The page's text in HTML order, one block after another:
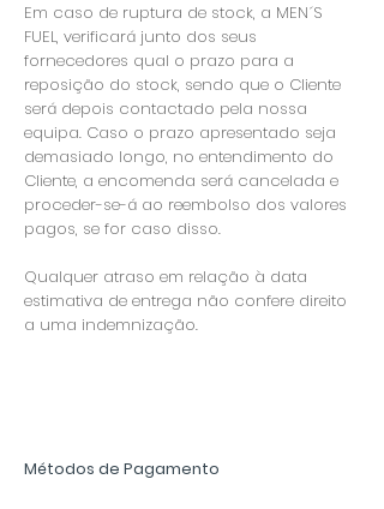
Em caso de ruptura de stock, a MEN´S
FUEL, verificará junto dos seus
fornecedores qual o prazo para a
reposição do stock, sendo que o Cliente
será depois contactado pela nossa
equipa. Caso o prazo apresentado seja
demasiado longo, no entendimento do
Cliente, a encomenda será cancelada e
proceder-se-á ao reembolso dos valores
pagos, se for caso disso.
Qualquer atraso em relação à data
estimativa de entrega não confere direito
a uma indemnização.
​Métodos de Pagamento